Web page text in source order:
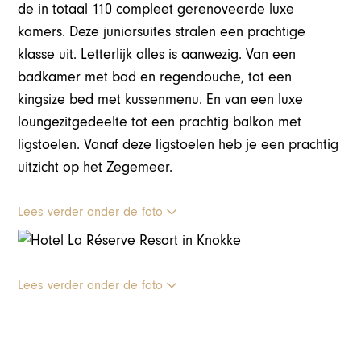
de in totaal 110 compleet gerenoveerde luxe
kamers. Deze juniorsuites stralen een prachtige
klasse uit. Letterlijk alles is aanwezig. Van een
badkamer met bad en regendouche, tot een
kingsize bed met kussenmenu. En van een luxe
loungezitgedeelte tot een prachtig balkon met
ligstoelen. Vanaf deze ligstoelen heb je een prachtig
uitzicht op het Zegemeer.
Lees verder onder de foto
Lees verder onder de foto